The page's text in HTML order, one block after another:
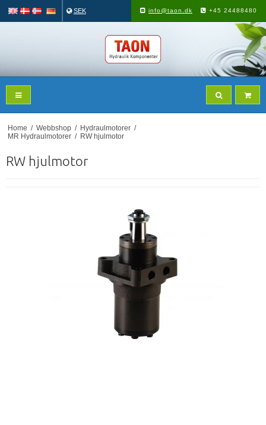
SEK info@taon.dk +45 24488480
Home / Webbshop / Hydraulmotorer /
MR Hydraulmotorer / RW hjulmotor
RW hjulmotor